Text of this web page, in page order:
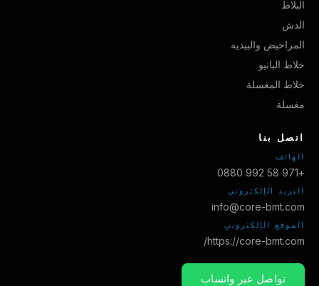
البلاط
الدش
المراحيض والبيديه
خلاط البانيو
خلاط المغسلة
مغسلة
اتصل بنا
الهاتف
+971 58 992 0880
البريد الإلكتروني
info@core-bmt.com
الموقع الإلكتروني
https://core-bmt.com/
تواصل عبر واتساب